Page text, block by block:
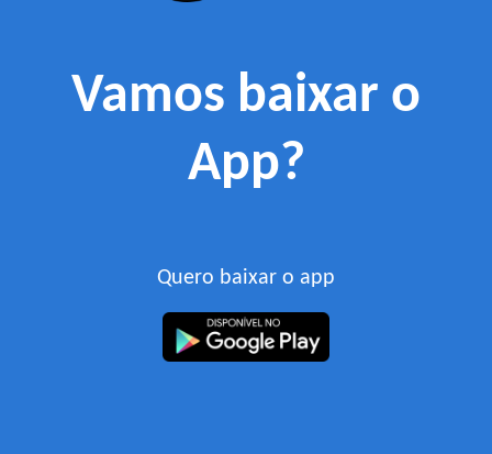
Vamos baixar o
App?
Quero baixar o app